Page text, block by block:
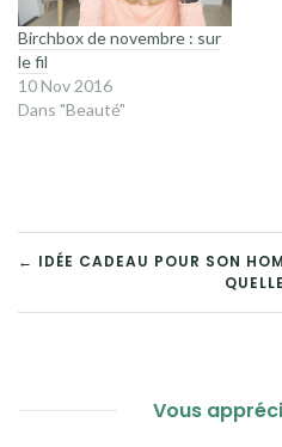
Birchbox de novembre : sur
le fil
10 Nov 2016
Dans "Beauté"
NAVIGATION
DE
← IDÉE CADEAU POUR SON
Vous